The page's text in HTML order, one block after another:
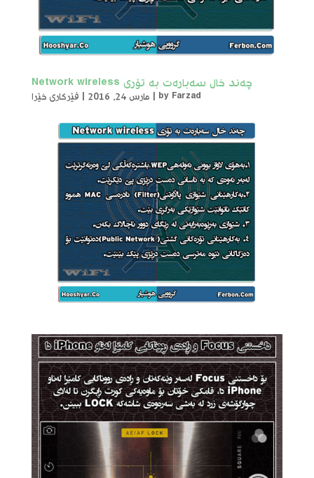
چەند خال سەبارەت بە تۆری Network wireless
by Farzad
| مارس 24, 2016 | فێرکاری خێرا